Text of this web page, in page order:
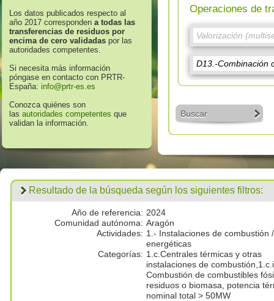
Los datos publicados respecto al
año 2017 corresponden a todas las
transferencias de residuos por
encima de cero validadas por las
autoridades competentes.
Si necesita más información
póngase en contacto con PRTR-
España: info@prtr-es.es
Conozca quiénes son
las autoridades competentes que
validan la información.
Operaciones de
Buscar
Resultado de la búsqueda según los siguientes filtros:
Año de referencia: 2024
Comunidad autónoma: Aragón
Actividades: 1.- Instalaciones de combustión /
energéticas
Categorías: 1.c.Centrales térmicas y otras
instalaciones de
Combustión de combustibles
residuos o biomasa, potencia
nominal total > 50MW